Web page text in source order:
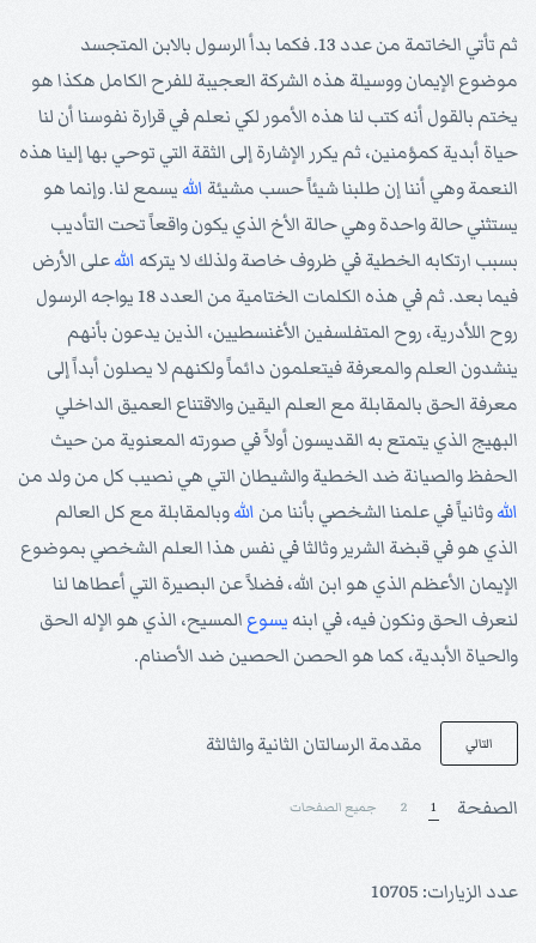
ثم تأتي الخاتمة من عدد 13. فكما بدأ الرسول بالابن المتجسد
موضوع الإيمان ووسيلة هذه الشركة العجيبة للفرح الكامل هكذا هو
يختم بالقول أنه كتب لنا هذه الأمور لكي نعلم في قرارة نفوسنا أن لنا
حياة أبدية كمؤمنين، ثم يكرر الإشارة إلى الثقة التي توحي بها إلينا هذه
النعمة وهي أننا إن طلبنا شيئاً حسب مشيئة الله يسمع لنا. وإنما هو
يستثني حالة واحدة وهي حالة الأخ الذي يكون واقعاً تحت التأديب
بسبب ارتكابه الخطية في ظروف خاصة ولذلك لا يتركه اللهعلى الأرض
فيما بعد. ثم في هذه الكلمات الختامية من العدد 18 يواجه الرسول
روح اللأدرية، روح المتفلسفين الأغنسطيين، الذين يدعون بأنهم
ينشدون العلم والمعرفة فيتعلمون دائماً ولكنهم لا يصلون أبداً إلى
معرفة الحق بالمقابلة مع العلم اليقين والاقتناع العميق الداخلي
البهيج الذي يتمتع به القديسون أولاً في صورته المعنوية من حيث
الحفظ والصيانة ضد الخطية والشيطان التي هي نصيب كل من ولد من
اللهوثانياً في علمنا الشخصي بأننا من اللهوبالمقابلة مع كل العالم
الذي هو في قبضة الشرير وثالثا في نفس هذا العلم الشخصي بموضوع
الإيمان الأعظم الذي هو ابن الله، فضلاً عن البصيرة التي أعطاها لنا
لنعرف الحق ونكون فيه، في ابنه يسوع المسيح، الذي هو الإله الحق
والحياة الأبدية، كما هو الحصن الحصين ضد الأصنام.
التالي مقدمة الرسالتان الثانية والثالثة
الصفحة 1
2 جميع الصفحات
عدد الزيارات: 10705